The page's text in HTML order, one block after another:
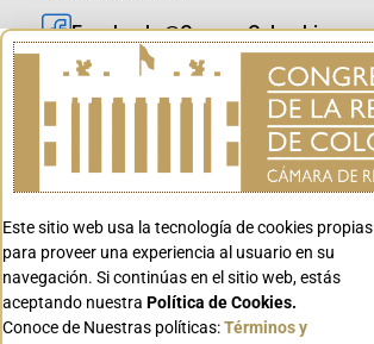
Facebook_@CamaraColombia
Instagram_@CamaraColombia
X_@CamaraColombia
Youtube_@CamaraColombia
Youtube_@CanalCongreso
Este sitio web usa la tecnología de cookies propias
para proveer una experiencia al usuario en su
navegación. Si continúas en el sitio web, estás
aceptando nuestra Política de Cookies.
Conoce de Nuestras políticas:Términos y